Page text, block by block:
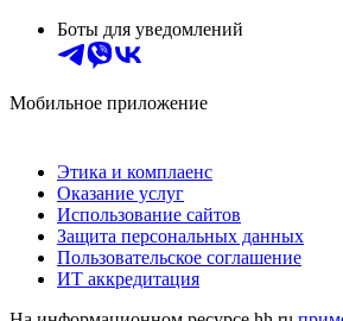
Боты для уведомлений
Мобильное приложение
Этика и комплаенс
Оказание услуг
Использование сайтов
Защита персональных данных
Пользовательское соглашение
ИТ аккредитация